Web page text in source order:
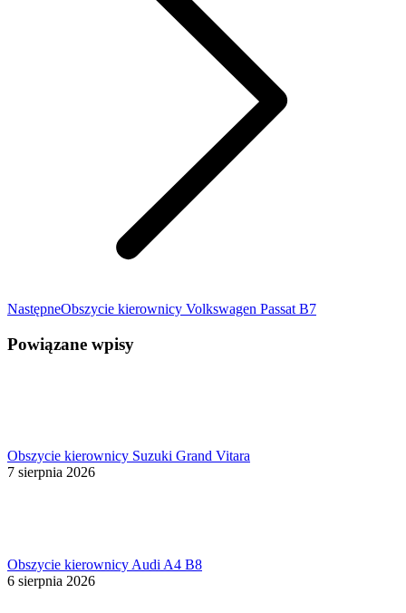
NastępneNastępny
Obszycie kierownicy Volkswagen Passat B7
Powiązane wpisy
Obszycie kierownicy Suzuki Grand Vitara
7 sierpnia 2026
Obszycie kierownicy Audi A4 B8
6 sierpnia 2026